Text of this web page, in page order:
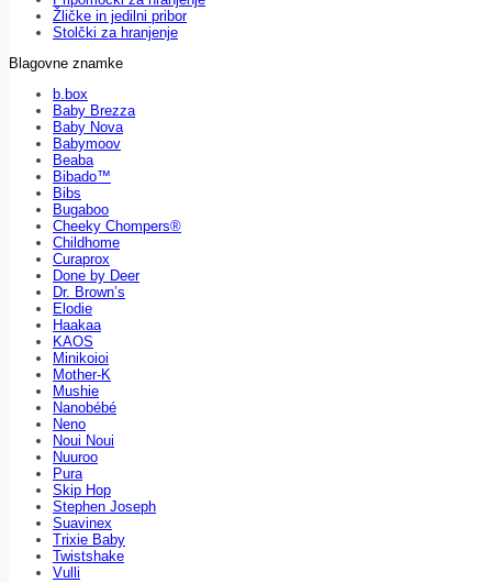
Žličke in jedilni pribor
Stolčki za hranjenje
Blagovne znamke
b.box
Baby Brezza
Baby Nova
Babymoov
Beaba
Bibado™
Bibs
Bugaboo
Cheeky Chompers®
Childhome
Curaprox
Done by Deer
Dr. Brown’s
Elodie
Haakaa
KAOS
Minikoioi
Mother-K
Mushie
Nanobébé
Neno
Noui Noui
Nuuroo
Pura
Skip Hop
Stephen Joseph
Suavinex
Trixie Baby
Twistshake
Vulli